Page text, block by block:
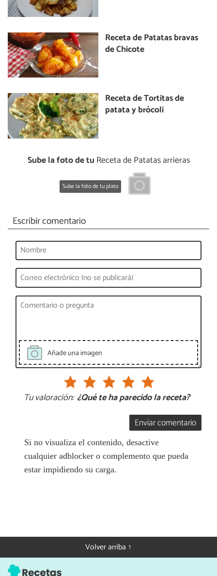
Receta de Patatas bravas
de Chicote
Receta de Tortitas de
patata y brócoli
Sube la foto de tu Receta de Patatas arrieras
Sube la foto de tu plato
Escribir comentario
Añade una imagen
Tu valoración: ¿Qué te ha parecido la receta?
Enviar comentario
Si no visualiza el contenido, desactive
cualquier adblocker o complemento que pueda
estar impidiendo su carga.
Volver arriba ↑